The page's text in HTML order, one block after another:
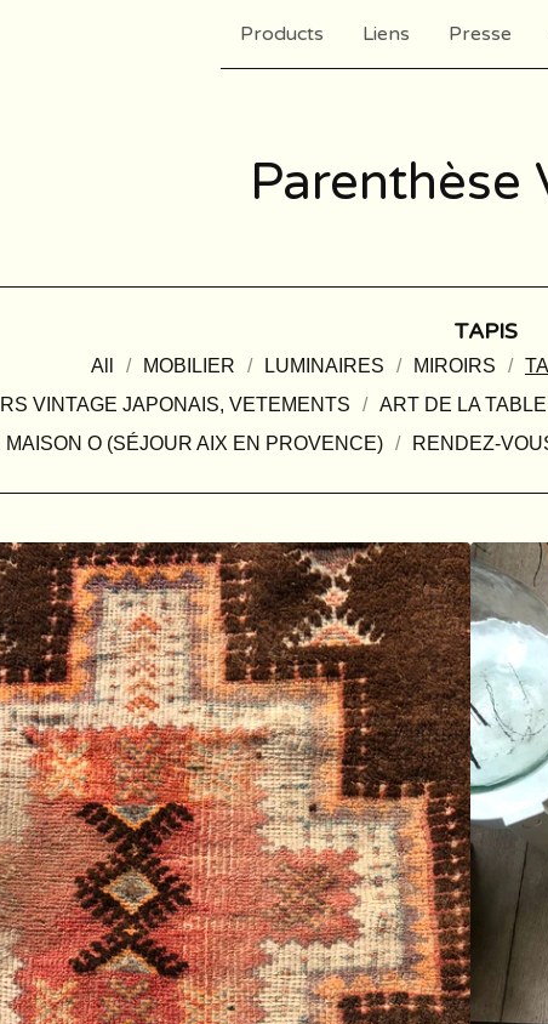
Products Liens Presse
Parenthèse
TAPIS
All MOBILIER LUMINAIRES MIROIRS
VINTAGE JAPONAIS, VETEMENTS
ART DE LA TABLE
MAISON O (SÉJOUR AIX EN PROVENCE)
RENDEZ-